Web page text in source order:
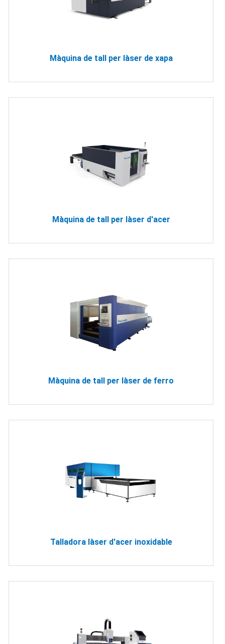
Màquina de tall per làser de xapa
Màquina de tall per làser d'acer
Màquina de tall per làser de ferro
Talladora làser d'acer inoxidable